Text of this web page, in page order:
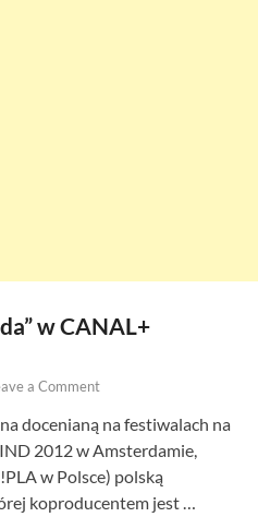
w CANAL+
a Comment
docenianą na festiwalach na
2012 w Amsterdamie,
w Polsce) polską
koproducentem jest …